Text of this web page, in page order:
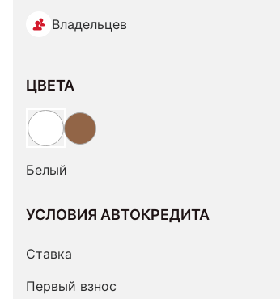
Владельцев
ЦВЕТА
Белый
УСЛОВИЯ АВТОКРЕДИТА
Ставка
Первый взнос